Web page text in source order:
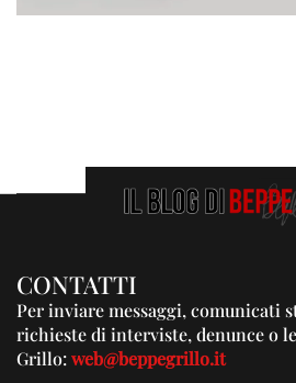
CONTATTI
Per inviare messaggi, comunicati
richieste di interviste, denunce o
Grillo:web@beppegrillo.it